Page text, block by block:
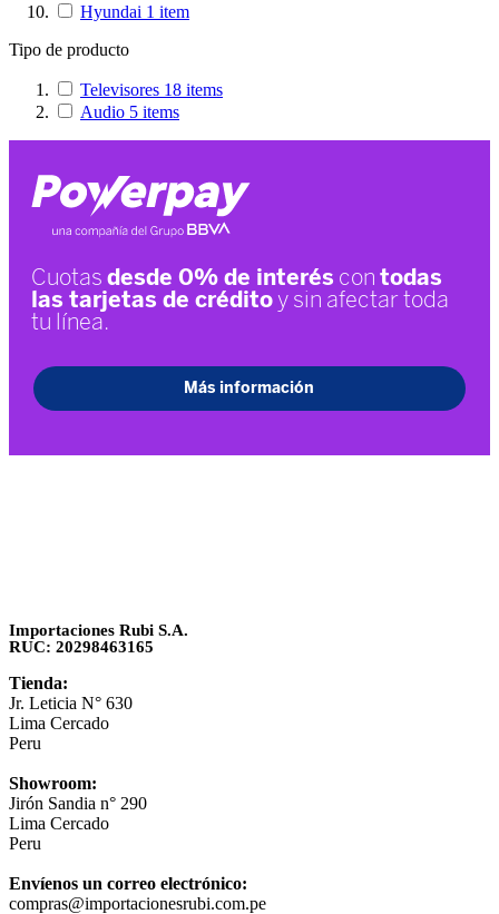
Hyundai 1 item
Tipo de producto
Televisores 18 items
Audio 5 items
Importaciones Rubi S.A.
RUC: 20298463165
Tienda:
Jr. Leticia N° 630
Lima Cercado
Peru
Showroom:
Jirón Sandia n° 290
Lima Cercado
Peru
Envíenos un correo electrónico:
compras@importacionesrubi.com.pe